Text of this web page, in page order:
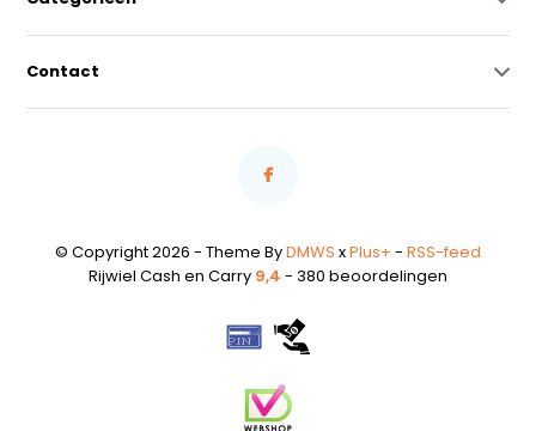
Contact
© Copyright 2026 - Theme ByDMWS xPlus+ - RSS-feed
Rijwiel Cash en Carry 9,4 - 380 beoordelingen